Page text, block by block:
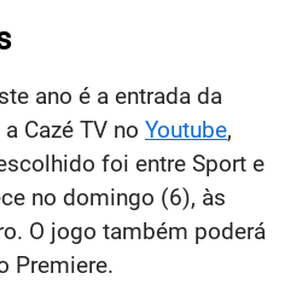
ano é a entrada da
Cazé TV no Youtube,
foi entre Sport e
no domingo (6), às
O jogo também poderá
Premiere.